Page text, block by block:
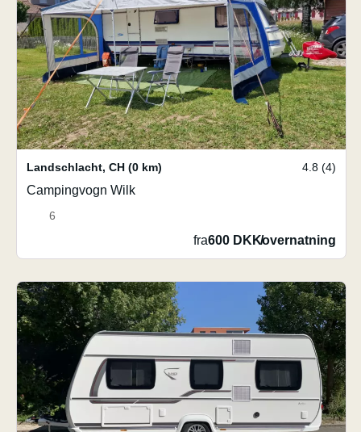
Landschlacht, CH (0 km) 4.8 (4)
Campingvogn Wilk
6
fra600 DKK/overnatning